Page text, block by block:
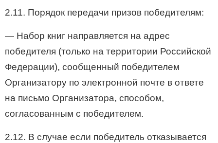
2.11. Порядок передачи призов победителям:
— Набор книг направляется на адрес
победителя (только на территории Российской
Федерации), сообщенный победителем
Организатору по электронной почте в ответе
на письмо Организатора, способом,
согласованным с победителем.
2.12. В случае если победитель отказывается